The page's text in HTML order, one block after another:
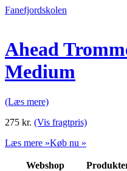
Fanefjordskolen
Ahead
Medium
(Læs mere)
275 kr. (Vis fragtpris)
Læs mere »Køb nu »
Webshop